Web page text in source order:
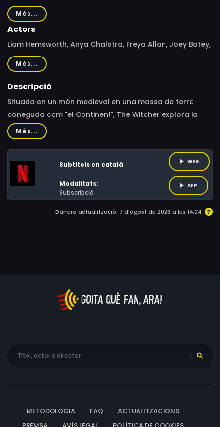
Marc Jobst, Sarah O'Gorman, Edward Bazalgette, Louise
Hooper, Stephen Surjik
Més...
Actors
Liam Hemsworth, Anya Chalotra, Freya Allan, Joey Batey,
Laurence Fishburne, Eamon Farren, MyAnna Buring, Mimî
M Khayisa, Anna Shaffer, Mahesh Jadu, Henry Cavill,
Royce Pierreson, Graham McTavish, Cassie Clare, Hugh
Més...
Descripció
Situada en un món medieval en una massa de terra
coneguda com "el Continent", The Witcher explora la
llegenda de Geralt de Rivia i la princesa Ciri, que estan
units l'un a l'altre pel destí.
Més...
Subtítols en català
Modalitats:
Subscripció
WEB
APP
Darrera actualització: 7 d'agost de 2026 a les 14:04
METODOLOGIA FAQ
ACTUALITZACIONS